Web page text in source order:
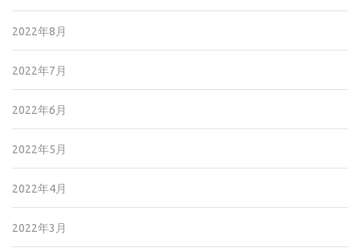
2022年8月
2022年7月
2022年6月
2022年5月
2022年4月
2022年3月